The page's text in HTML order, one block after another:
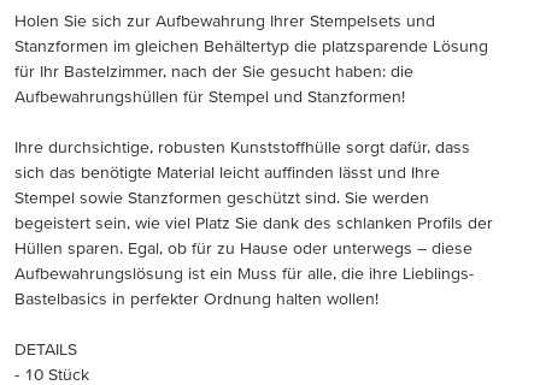
Holen Sie sich zur Aufbewahrung Ihrer Stempelsets und
Stanzformen im gleichen Behältertyp die platzsparende Lösung
für Ihr Bastelzimmer, nach der Sie gesucht haben: die
Aufbewahrungshüllen für Stempel und Stanzformen!
Ihre durchsichtige, robusten Kunststoffhülle sorgt dafür, dass
sich das benötigte Material leicht auffinden lässt und Ihre
Stempel sowie Stanzformen geschützt sind. Sie werden
begeistert sein, wie viel Platz Sie dank des schlanken Profils der
Hüllen sparen. Egal, ob für zu Hause oder unterwegs – diese
Aufbewahrungslösung ist ein Muss für alle, die ihre Lieblings-
Bastelbasics in perfekter Ordnung halten wollen!
DETAILS
- 10 Stück